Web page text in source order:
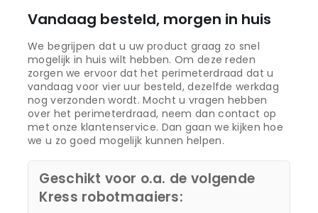
Vandaag besteld, morgen in huis
We begrijpen dat u uw product graag zo snel
mogelijk in huis wilt hebben. Om deze reden
zorgen we ervoor dat het perimeterdraad dat u
vandaag voor vier uur besteld, dezelfde werkdag
nog verzonden wordt. Mocht u vragen hebben
over het perimeterdraad, neem dan contact op
met onze klantenservice. Dan gaan we kijken hoe
we u zo goed mogelijk kunnen helpen.
Geschikt voor o.a. de volgende
Kress robotmaaiers: